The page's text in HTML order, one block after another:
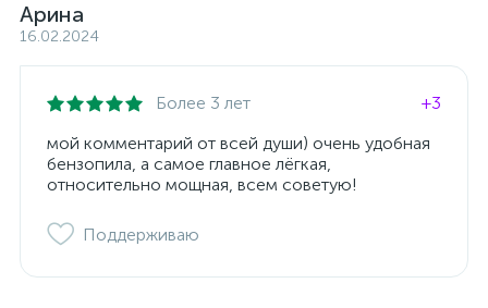
Арина
16.02.2024
Более 3 лет
+3
мой комментарий от всей души) очень удобная
бензопила, а самое главное лёгкая,
относительно мощная, всем советую!
Поддерживаю